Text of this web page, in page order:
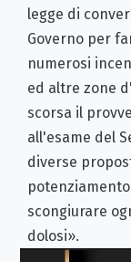
legge di
Governo per
numerosi
ed altre zone
scorsa il
all'esame del
diverse
scongiurare
dolosi».